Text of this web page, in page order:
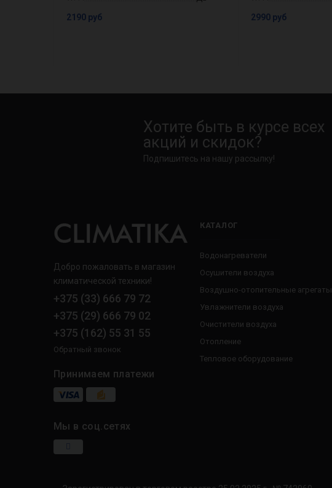
2190 руб 2990 руб
Хотите быть в курсе всех
акций и скидок?
Подпишитесь на нашу рассылку!
Добро пожаловать в магазин
климатической техники!
+375 (33) 666 79 72
+375 (29) 666 79 02
+375 (162) 55 31 55
Обратный звонок
Принимаем платежи
Мы в соц.сетях
КАТАЛОГ
Водонагреватели
Осушители воздуха
Воздушно-отопительные агрегаты
Увлажнители воздуха
Очистители воздуха
Отопление
Тепловое оборудование